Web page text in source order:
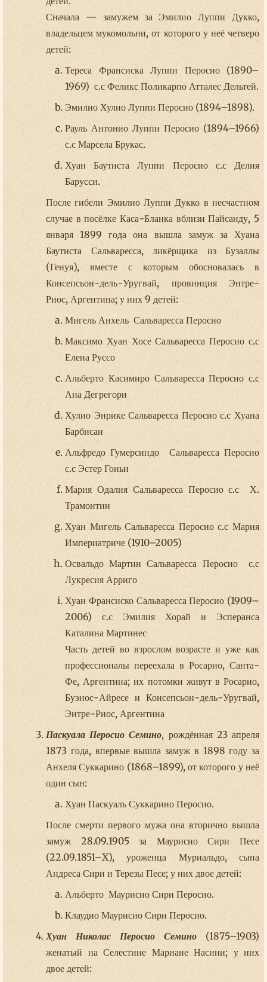
Сначала — замужем за Эмилио Луппи Дукко,
владельцем мукомольни, от которого у неё четверо
детей:
Тереса Франсиска Луппи Перосио (1890–
1969) с.с Феликс Поликарпо Атталес Дельтей.
Эмилио Хулио Луппи Перосио (1894–1898).
Рауль Антонио Луппи Перосио (1894–1966)
с.с Марсела Брукас.
Хуан Баутиста Луппи Перосио с.с Делия
Барусси.
После гибели Эмилио Луппи Дукко в несчастном
случае в посёлке Каса-Бланка вблизи Пайсанду, 5
января 1899 года она вышла замуж за Хуана
Баутиста Сальваресса, ликёрщика из Бузаллы
(Генуя), вместе с которым обосновалась в
Консепсьон-дель-Уругвай, провинция Энтре-
Риос, Аргентина; у них 9 детей:
Мигель Анхель Сальваресса Перосио
Максимо Хуан Хосе Сальваресса Перосио с.с
Елена Руссо
Альберто Касимиро Сальваресса Перосио с.с
Ана Дегрегори
Хулио Энрике Сальваресса Перосио с.с Хуана
Барбисан
Альфредо Гумерсиндо Сальваресса Перосио
с.с Эстер Гоньи
Мария Одалия Сальваресса Перосио с.с Х.
Трамонтин
Хуан Мигель Сальваресса Перосио с.с Мария
Империатриче (1910–2005)
Освальдо Мартин Сальваресса Перосио с.с
Лукресия Арриго
Хуан Франсиско Сальваресса Перосио (1909–
2006) с.с Эмилия Хорай и Эсперанса
Каталина Мартинес
Часть детей во взрослом возрасте и уже как
профессионалы переехала в Росарио, Санта-
Фе, Аргентина; их потомки живут в Росарио,
Буэнос-Айресе и Консепсьон-дель-Уругвай,
Энтре-Риос, Аргентина
Паскуала Перосио Семино, рождённая 23 апреля
1873 года, впервые вышла замуж в 1898 году за
Анхеля Суккарино (1868–1899), от которого у неё
один сын:
Хуан Паскуаль Суккарино Перосио.
После смерти первого мужа она вторично вышла
замуж 28.09.1905 за Маурисио Сири Песе
(22.09.1851–X), уроженца Муриальдо, сына
Андреса Сири и Терезы Песе; у них двое детей:
Альберто Маурисио Сири Перосио.
Клаудио Маурисио Сири Перосио.
Хуан Николас Перосио Семино (1875–1903)
женатый на Селестине Мариане Насини; у них
двое детей: